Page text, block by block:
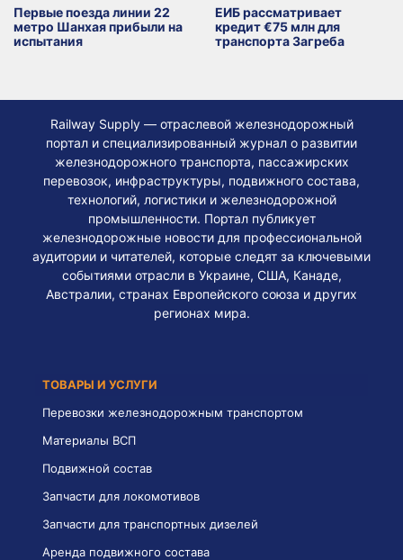
Первые поезда линии 22
метро Шанхая прибыли на
испытания
ЕИБ рассматривает
кредит €75 млн для
транспорта Загреба
Railway Supply — отраслевой железнодорожный
портал и специализированный журнал о развитии
железнодорожного транспорта, пассажирских
перевозок, инфраструктуры, подвижного состава,
технологий, логистики и железнодорожной
промышленности. Портал публикует
железнодорожные новости для профессиональной
аудитории и читателей, которые следят за ключевыми
событиями отрасли в Украине, США, Канаде,
Австралии, странах Европейского союза и других
регионах мира.
ТОВАРЫ И УСЛУГИ
Перевозки железнодорожным транспортом
Материалы ВСП
Подвижной состав
Запчасти для локомотивов
Запчасти для транспортных дизелей
Аренда подвижного состава